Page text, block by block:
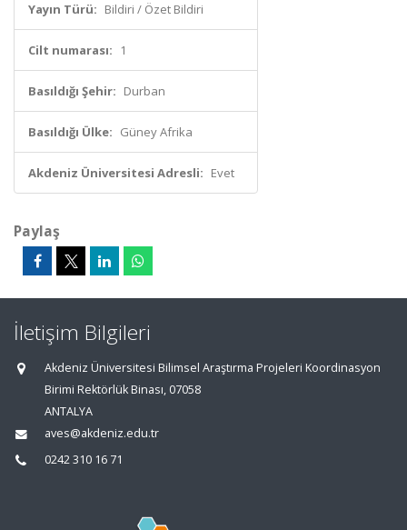
Yayın Türü: Bildiri / Özet Bildiri
Cilt numarası: 1
Basıldığı Şehir: Durban
Basıldığı Ülke: Güney Afrika
Akdeniz Üniversitesi Adresli: Evet
Paylaş
İletişim Bilgileri
Akdeniz Üniversitesi Bilimsel Araştırma Projeleri Koordinasyon
Birimi Rektörlük Binası, 07058
ANTALYA
aves@akdeniz.edu.tr
0242 310 16 71